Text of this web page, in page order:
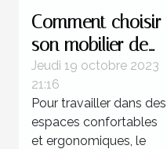
Comment choisir
son mobilier de
bureau ?
Jeudi 19 octobre 2023
21:16
Pour travailler dans des
espaces confortables
et ergonomiques, le